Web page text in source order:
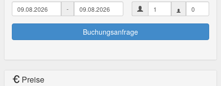
-
Buchungsanfrage
Preise